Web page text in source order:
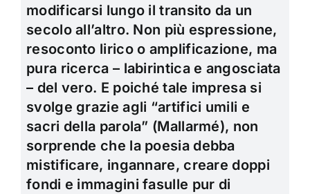
modificarsi lungo il transito da un
secolo all’altro. Non più espressione,
resoconto lirico o amplificazione, ma
pura ricerca – labirintica e angosciata
– del vero. E poiché tale impresa si
svolge grazie agli “artifici umili e
sacri della parola” (Mallarmé), non
sorprende che la poesia debba
mistificare, ingannare, creare doppi
fondi e immagini fasulle pur di